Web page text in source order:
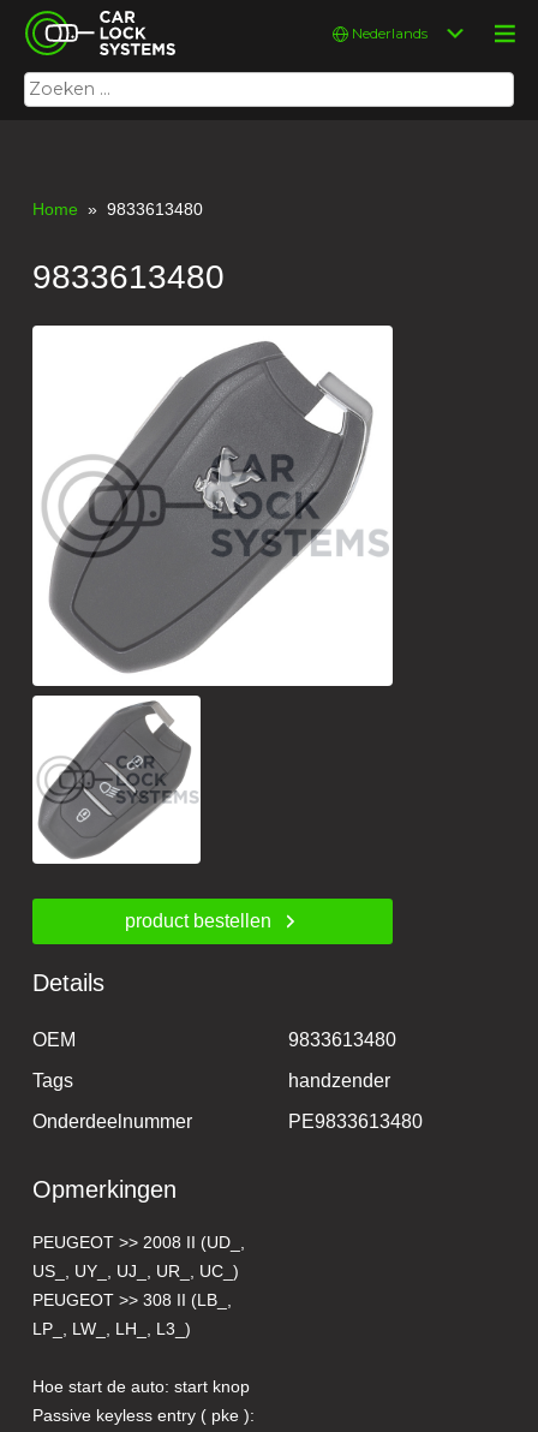
content
Car Lock Systems
Car Lock Systems
Zoeken
naar:
Kies
taal
Home » 9833613480
9833613480
product bestellen
Details
OEM
9833613480
Tags
handzender
Onderdeelnummer
PE9833613480
Opmerkingen
PEUGEOT >> 2008 II (UD_,
US_, UY_, UJ_, UR_, UC_)
PEUGEOT >> 308 II (LB_,
LP_, LW_, LH_, L3_)
Hoe start de auto: start knop
Passive keyless entry ( pke ):